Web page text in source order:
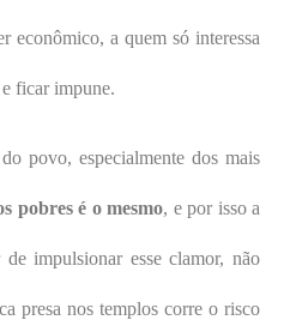
econômico, a quem só interessa
e ficar impune.
povo, especialmente dos mais
pobres é o mesmo, e por isso a
impulsionar esse clamor, não
presa nos templos corre o risco